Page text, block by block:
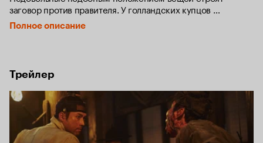
заговор против правителя. У голландских купцов
заговорщики покупают огнестрельное оружие и вместе с
ним заносят в страну вирус, который превращает людей в
наследный принц Ли Ён убивает себя на глазах короля, но
перед этим отсылает письмо младшему брату в Цин с
просьбой вернуться. Принцу Ли Чхону неплохо жилось и в
Китае, никаких претензий на чосонский трон у него нет, и
он возвращается на родину только для того, чтобы забрать
в Цин беременную жену брата.
Полное описание
Трейлер